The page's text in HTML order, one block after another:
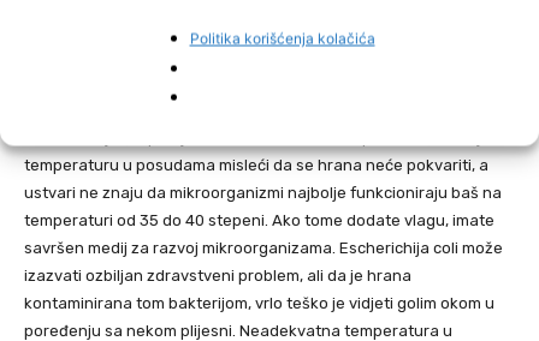
Politika korišćenja kolačića
temperaturu u posudama misleći da se hrana neće pokvariti, a
ustvari ne znaju da mikroorganizmi najbolje funkcioniraju baš na
temperaturi od 35 do 40 stepeni. Ako tome dodate vlagu, imate
savršen medij za razvoj mikroorganizama. Escherichija coli može
izazvati ozbiljan zdravstveni problem, ali da je hrana
kontaminirana tom bakterijom, vrlo teško je vidjeti golim okom u
poređenju sa nekom plijesni. Neadekvatna temperatura u